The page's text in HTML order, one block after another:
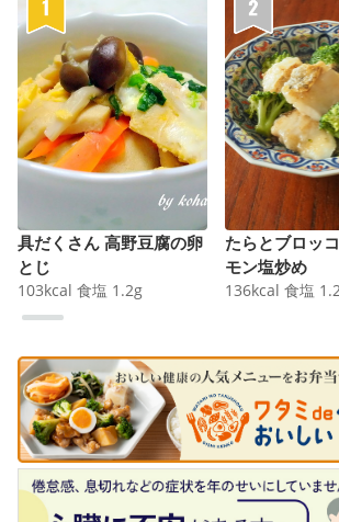
具だくさん 高野豆腐の卵
とじ
103kcal 食塩 1.2g
たらとブロッ
モン塩炒め
136kcal 食塩 1.2